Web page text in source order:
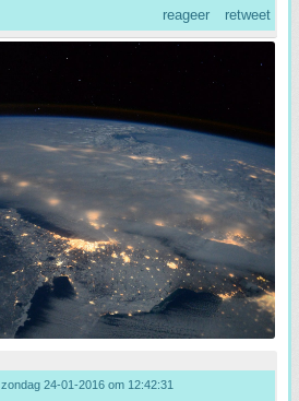
reageer
retweet
zondag 24-01-2016 om 12:42:31